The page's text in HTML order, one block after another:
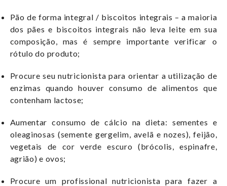
Pão de forma integral / biscoitos integrais – a maioria
dos pães e biscoitos integrais não leva leite em sua
composição, mas é sempre importante verificar o
rótulo do produto;
Procure seu nutricionista para orientar a utilização de
enzimas quando houver consumo de alimentos que
contenham lactose;
Aumentar consumo de cálcio na dieta: sementes e
oleaginosas (semente gergelim, avelã e nozes), feijão,
vegetais de cor verde escuro (brócolis, espinafre,
agrião) e ovos;
Procure um profissional nutricionista para fazer a